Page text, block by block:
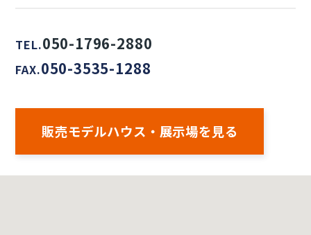
TEL.050-1796-2880
FAX.050-3535-1288
販売モデルハウス・展示場を見る